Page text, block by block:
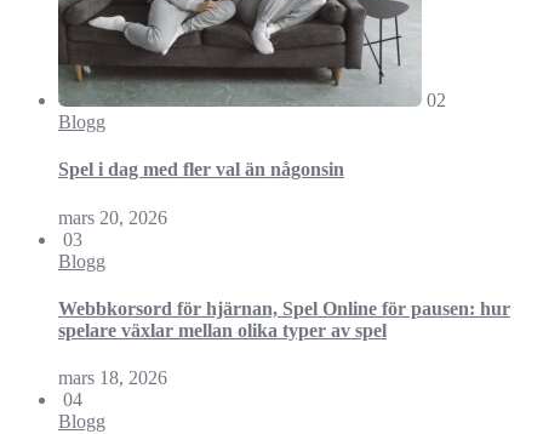
02
Blogg
Spel i dag med fler val än någonsin
mars 20, 2026
03
Blogg
Webbkorsord för hjärnan, Spel Online för pausen: hur
spelare växlar mellan olika typer av spel
mars 18, 2026
04
Blogg